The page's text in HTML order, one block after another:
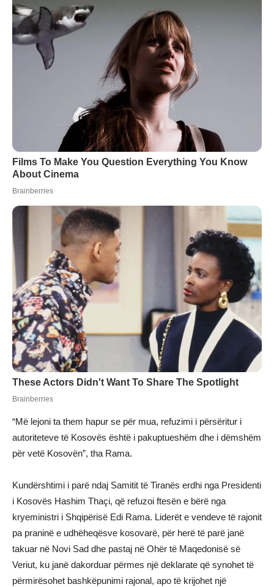
“Më lejoni ta them hapur se për mua, refuzimi i përsëritur i
autoriteteve të Kosovës është i pakuptueshëm dhe i dëmshëm
për vetë Kosovën”, tha Rama.
Kundërshtimi i parë ndaj Samitit të Tiranës erdhi nga Presidenti
i Kosovës Hashim Thaçi, që refuzoi ftesën e bërë nga
kryeministri i Shqipërisë Edi Rama. Liderët e vendeve të rajonit
pa praninë e udhëheqësve kosovarë, për herë të parë janë
takuar në Novi Sad dhe pastaj në Ohër të Maqedonisë së
Veriut, ku janë dakorduar përmes një deklarate që synohet të
përmirësohet bashkëpunimi rajonal, apo të krijohet një